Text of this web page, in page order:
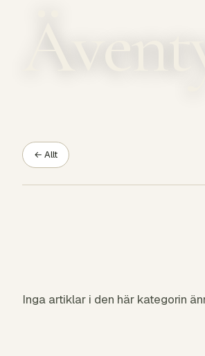
Äventyr
← Allt
Inga artiklar i den här kategorin